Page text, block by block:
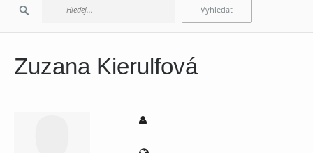
Zuzana Kierulfová